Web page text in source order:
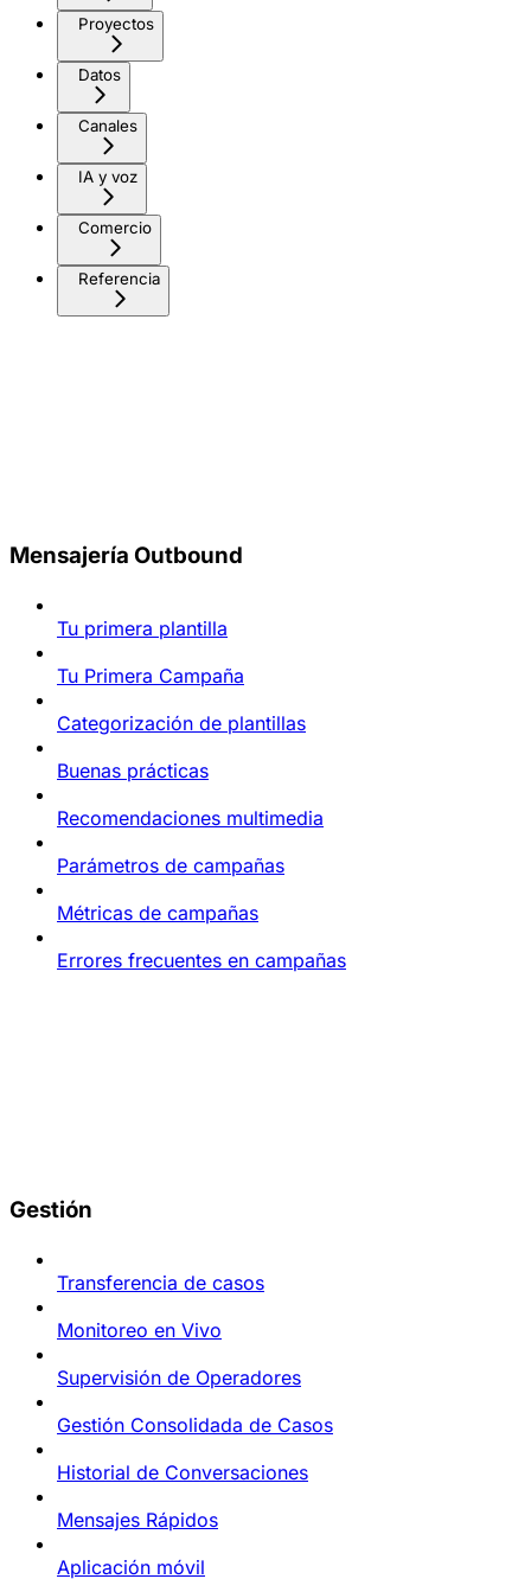
Proyectos
Datos
Canales
IA y voz
Comercio
Referencia
Mensajería Outbound
Tu primera plantilla
Tu Primera Campaña
Categorización de plantillas
Buenas prácticas
Recomendaciones multimedia
Parámetros de campañas
Métricas de campañas
Errores frecuentes en campañas
Gestión
Transferencia de casos
Monitoreo en Vivo
Supervisión de Operadores
Gestión Consolidada de Casos
Historial de Conversaciones
Mensajes Rápidos
Aplicación móvil